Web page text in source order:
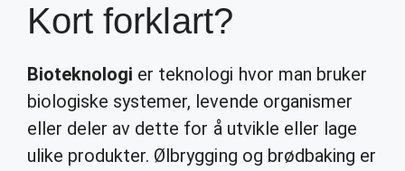
Kort forklart?
Bioteknologi er teknologi hvor man bruker
biologiske systemer, levende organismer
eller deler av dette for å utvikle eller lage
ulike produkter. Ølbrygging og brødbaking er